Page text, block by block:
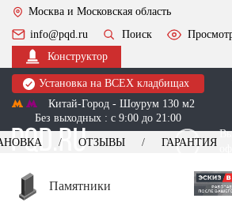
Москва и Московская область
info@pqd.ru
Поиск
Конструктор
Установка на ВСЕХ кладбищах
Китай-Город - Шоурум 130 м2
Без выходных : с 9:00 до 21:00
+7 (495) 518-44-23
ОТЗЫВЫ ГАРАНТИЯ
Памятники